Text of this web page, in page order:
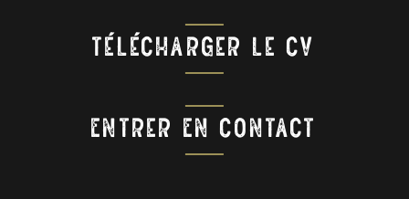
Télécharger Le CV
Entrer En Contact